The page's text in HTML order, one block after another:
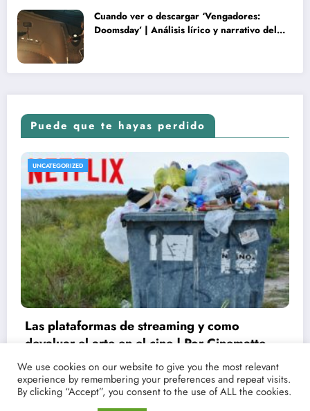
Cuando ver o descargar ‘Vengadores:
Doomsday’ | Análisis lírico y narrativo del
Puede que te hayas perdido
UNCATEGORIZED
Conoce las fechas de estrenos y críticas de
tus películas y series favoritas con Point
Magazine
21/03/2021 lucenpop
We use cookies on our website to give you the most relevant
experience by remembering your preferences and repeat visits.
By clicking “Accept”, you consent to the use of ALL the cookies.